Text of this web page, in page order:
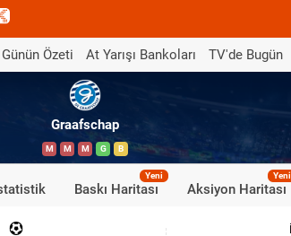
Günün Özeti At Yarışı Bankoları TV'de Bugün
Graafschap
M M M G B
Baskı Haritası
Yeni
Aksiyon Haritası
Yeni